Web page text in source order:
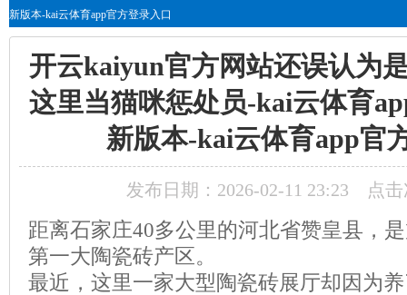
新版本-kai云体育app官方登录入口
开云kaiyun官方网站还误认为
这里当猫咪惩处员-kai云体育
新版本-kai云体育app官
发布日期：2026-02-11 23:23 点击
距离石家庄40多公里的河北省赞皇县，
第一大陶瓷砖产区。
最近，这里一家大型陶瓷砖展厅却因为